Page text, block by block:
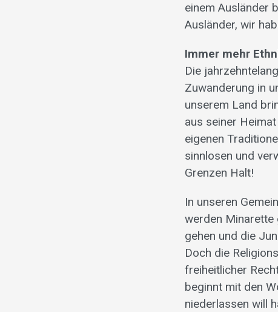
einem Ausländer
Ausländer, wir
Immer mehr
Die
Zuwanderung in
unserem Land
aus seiner
eigenen
sinnlosen und
Grenzen Halt!
In unseren
werden Minarette
gehen und die
Doch die
freiheitlicher
beginnt mit den
niederlassen will